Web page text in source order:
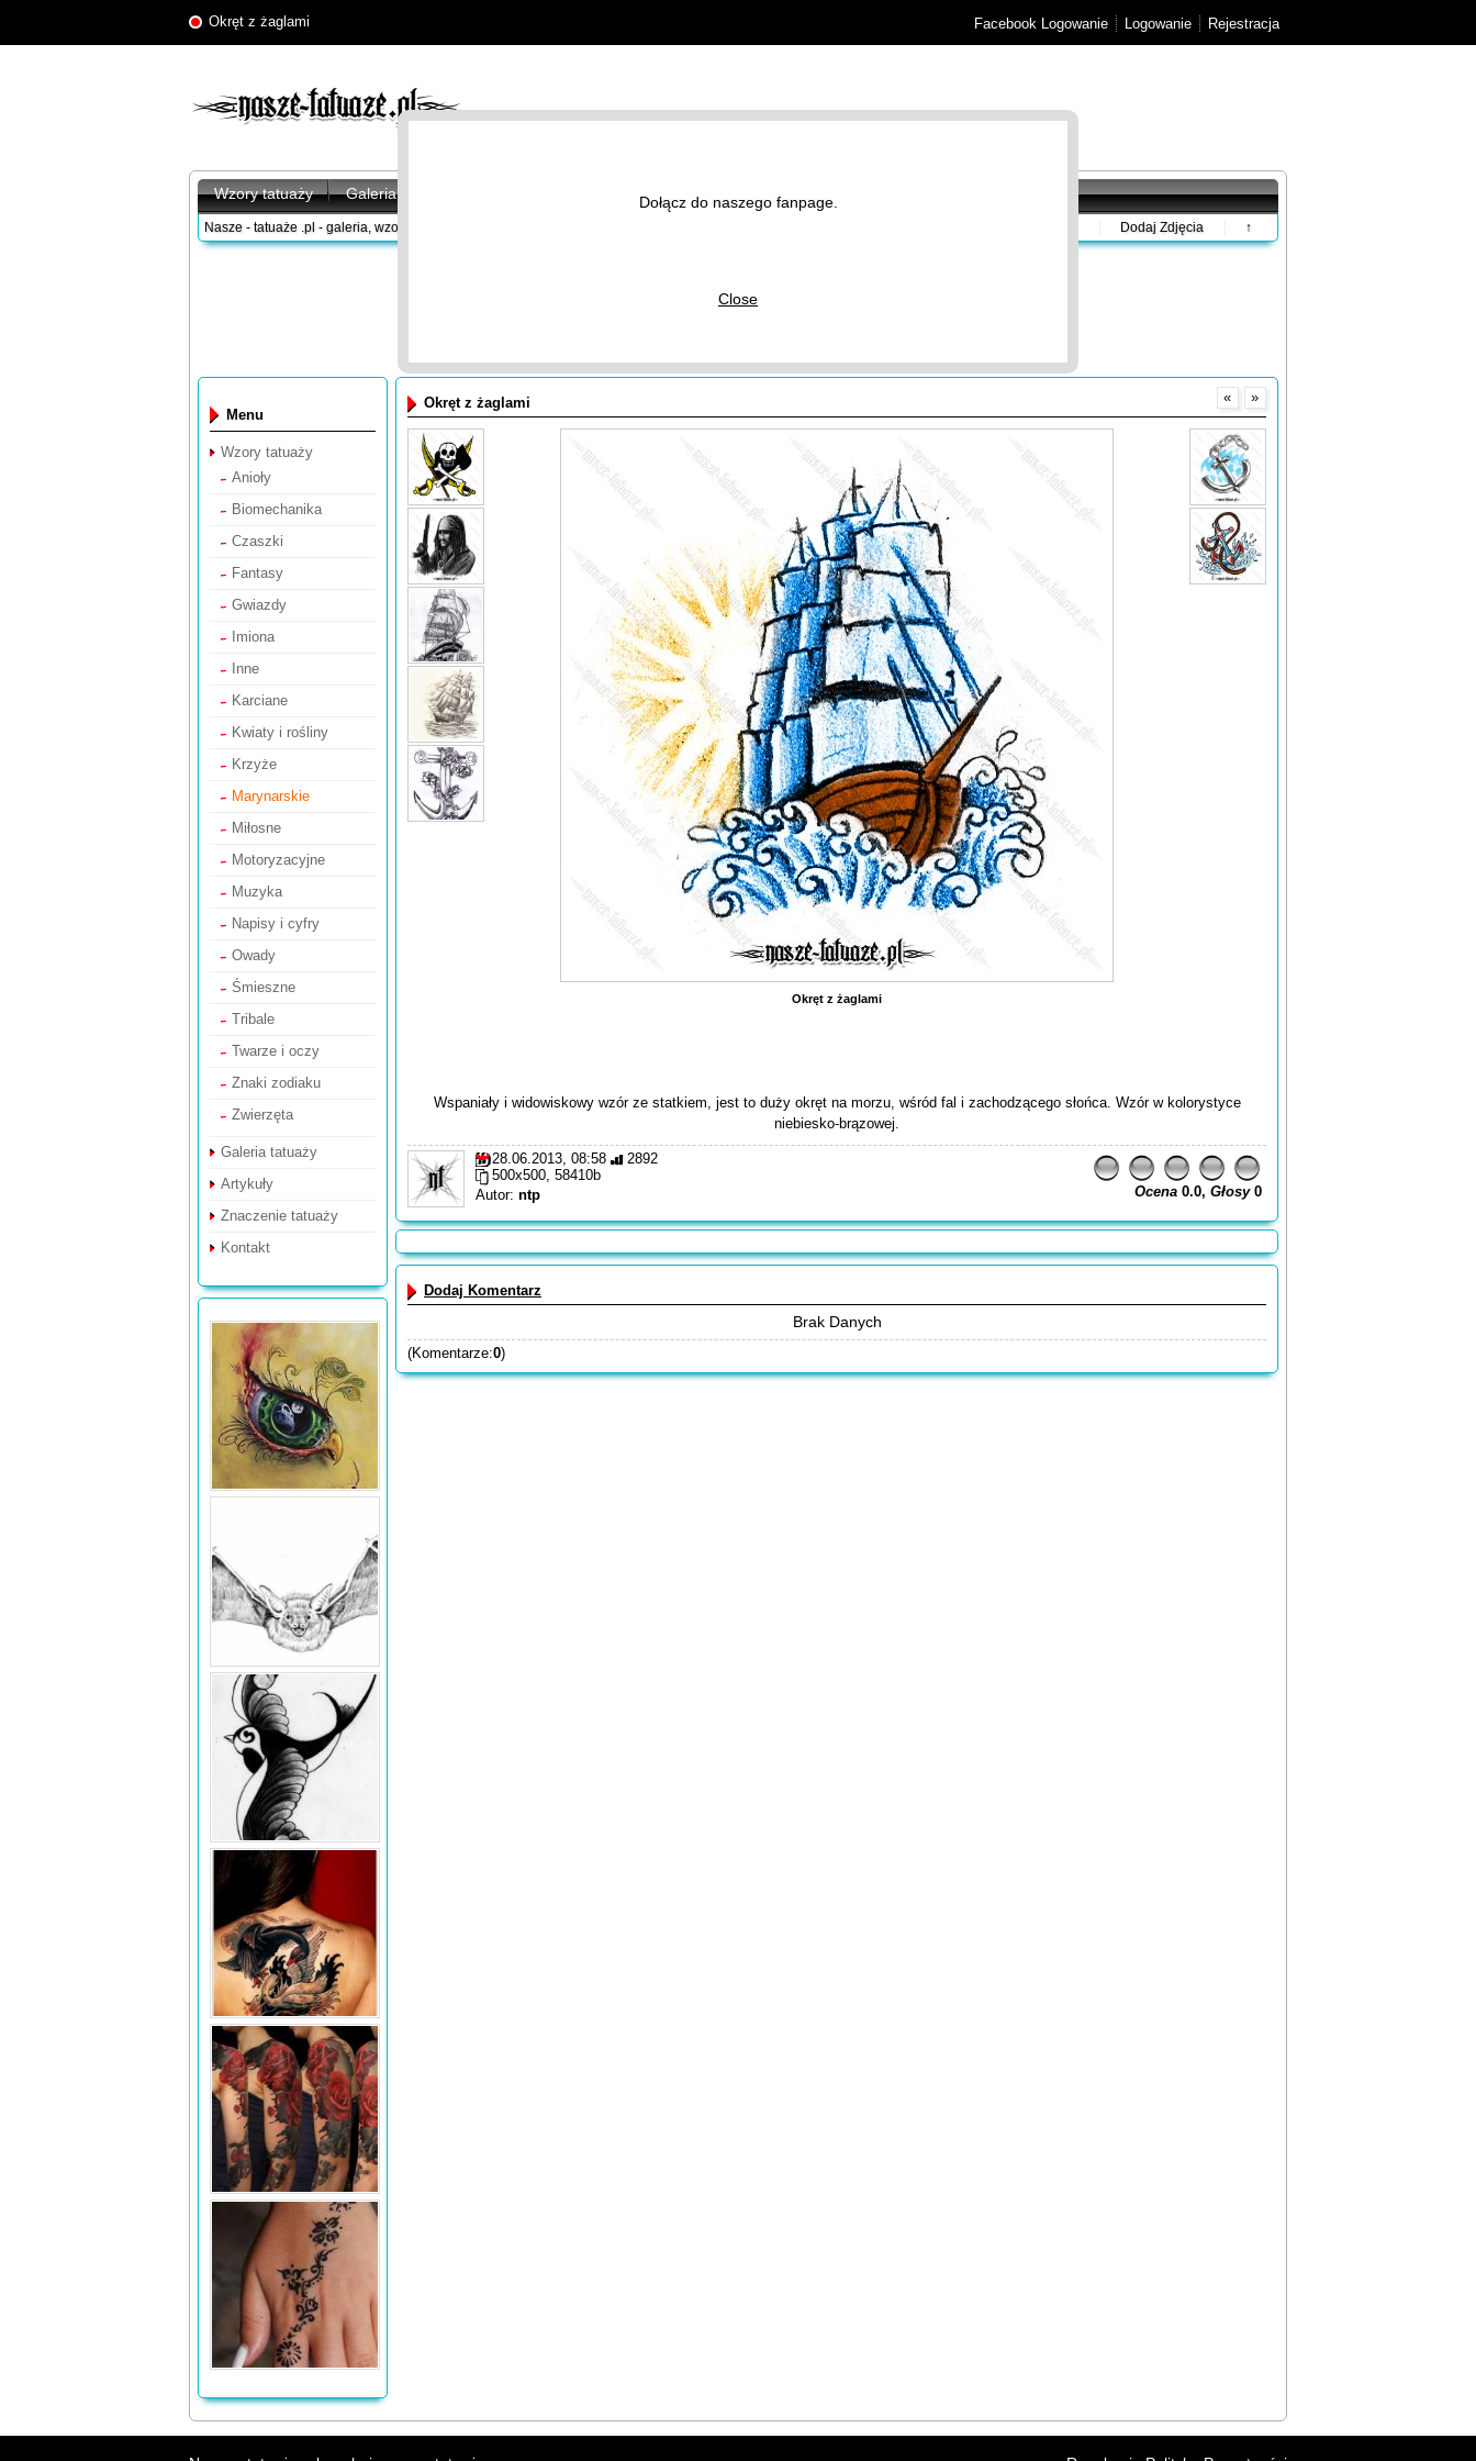
Dołącz do naszego fanpage.
Close
Okręt z żaglami Facebook Logowanie Logowanie Rejestracja
Wzory tatuaży Galeria tatuaży Znaczenie tatuaży
Nasze - tatuaże .pl - galeria, wzory tatuaży Dodaj Zdjęcia ↑
« »
Okręt z żaglami
Okręt z żaglami
Wspaniały i widowiskowy wzór ze statkiem, jest to duży okręt na morzu, wśród fal i zachodzącego słońca. Wzór w kolorystyce
niebiesko-brązowej.
Ocena 0.0, Głosy0
28.06.2013, 08:58
2892
500x500, 58410b
Autor: ntp
Dodaj Komentarz
Brak Danych
(Komentarze:0)
Menu
Wzory tatuaży
Anioły
Biomechanika
Czaszki
Fantasy
Gwiazdy
Imiona
Inne
Karciane
Kwiaty i rośliny
Krzyże
Marynarskie
Miłosne
Motoryzacyjne
Muzyka
Napisy i cyfry
Owady
Śmieszne
Tribale
Twarze i oczy
Znaki zodiaku
Zwierzęta
Galeria tatuaży
Artykuły
Znaczenie tatuaży
Kontakt